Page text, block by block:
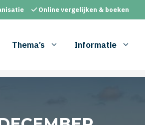
Online vergelijken & boeken
Thema’s Informatie